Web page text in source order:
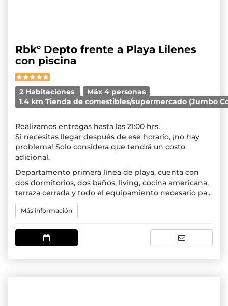
Rbk° Depto frente a Playa Lilenes
con piscina
2 Habitaciones
Máx 4 personas
1.4 km Tienda de comestibles/supermercado (Jumbo
Realizamos entregas hasta las 21:00 hrs.
Si necesitas llegar después de ese horario, ¡no hay
problema! Solo considera que tendrá un costo
adicional.
Departamento primera línea de playa, cuenta con
dos dormitorios, dos baños, living, cocina americana,
terraza cerrada y todo el equipamiento necesario pa...
Más información